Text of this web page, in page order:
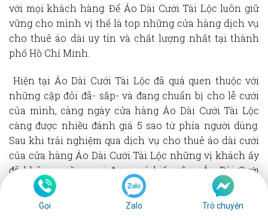
với mọi khách hàng. Để Áo Dài Cưới Tài Lộc luôn giữ
vững cho mình vị thế là top những cửa hàng dịch vụ
chothuê áo dài uy tín và chất lượng nhất tại thành
phố Hồ Chí Minh.
Hiện tại Áo Dài Cưới Tài Lộc đã quá quen thuộc với
những cặp đôi đã- sắp- và đang chuẩn bị cho lễ cưới
của mình, càng ngày cửa hàng Áo Dài Cưới Tài Lộc
càng được nhiều đánh giá 5 sao từ phía người dùng.
Sau khi trải nghiệm qua dịch vụ cho thuê áo dài cưới
của cửa hàng Áo Dài Cưới Tài Lộc những vị khách ấy
đã không ngần ngại đưa ra ý kiến rằng Áo Dài Cưới
Tài Lộc chính là cửa hàng cho
thuê áo dàitốt nhất
thành phố Hồ Chí Minh. Không ít khách hàng tấm tắc
đưa ra những lời khen ngợi về chất lượng sản phẩm,
Gọi Zalo Trò chuyện